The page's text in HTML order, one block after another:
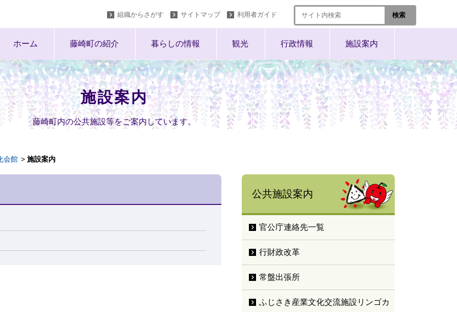
組織からさがす サイトマップ 利用者ガイド
ホーム 藤崎町の紹介 暮らしの情報 観光 行政情報 施設案内
施設案内
藤崎町内の公共施設等をご案内しています。
会館 施設案内
公共施設案内
官公庁連絡先一覧
行財政改革
常盤出張所
ふじさき産業文化交流施設リンゴカ